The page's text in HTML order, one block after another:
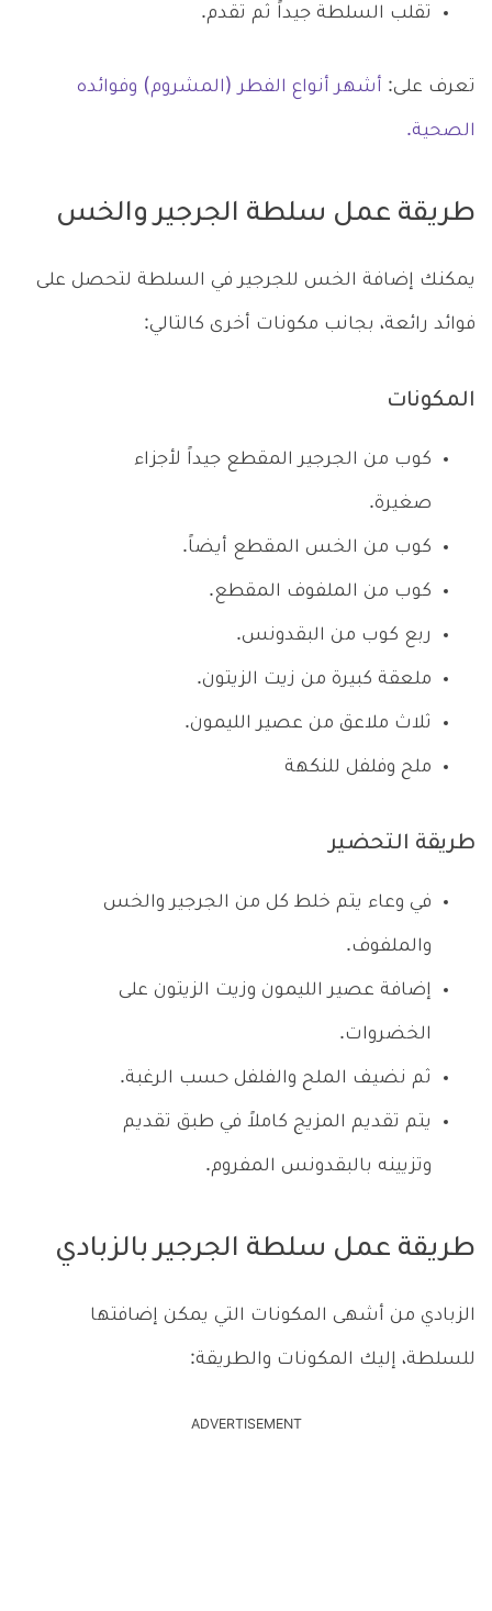
تقلب السلطة جيداً ثم تقدم.
تعرف على: أشهر أنواع الفطر (المشروم) وفوائده
الصحية.
طريقة عمل سلطة الجرجير والخس
يمكنك إضافة الخس للجرجير في السلطة لتحصل على
فوائد رائعة، بجانب مكونات أخرى كالتالي:
المكونات
كوب من الجرجير المقطع جيداً لأجزاء
صغيرة.
كوب من الخس المقطع أيضاً.
كوب من الملفوف المقطع.
ربع كوب من البقدونس.
ملعقة كبيرة من زيت الزيتون.
ثلاث ملاعق من عصير الليمون.
ملح وفلفل للنكهة
طريقة التحضير
في وعاء يتم خلط كل من الجرجير والخس
والملفوف.
إضافة عصير الليمون وزيت الزيتون على
الخضروات.
ثم نضيف الملح والفلفل حسب الرغبة.
يتم تقديم المزيج كاملاً في طبق تقديم
وتزيينه بالبقدونس المفروم.
طريقة عمل سلطة الجرجير بالزبادي
الزبادي من أشهى المكونات التي يمكن إضافتها
للسلطة، إليك المكونات والطريقة:
ADVERTISEMENT